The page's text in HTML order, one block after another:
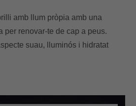
amb llum pròpia amb una
per renovar-te de cap a peus.
suau, lluminós i hidratat